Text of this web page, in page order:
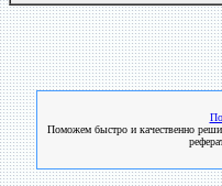
Поможем быстро и качественно